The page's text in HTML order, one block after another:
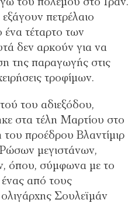
εξάγουν πετρέλαιο
ένα τέταρτο των
δεν αρκούν για να
της παραγωγής στις
τροφίµων.
του αδιεξόδου,
στα τέλη Μαρτίου στο
προέδρου Βλαντίµιρ
µεγιστάνων,
όπου, σύµφωνα µε το
από τους
Σουλεϊµάν